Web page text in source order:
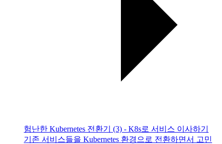
험난한 Kubernetes 전환기 (3) - K8s로 서비스 이사하기
기존 서비스들을 Kubernetes 환경으로 전환하면서 고민